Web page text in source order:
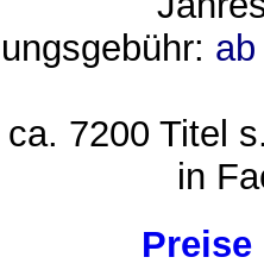
7200 Titel
in